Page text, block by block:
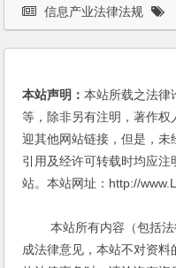
信息产业法律法规
本站声明：本站所载之法律
等，除非另有注明，著作
迎其他网站链接，但是，未
引用及经许可转载时均应
站。本站网址：http://
本站所有内容（包括法
成法律意见，本站不对资